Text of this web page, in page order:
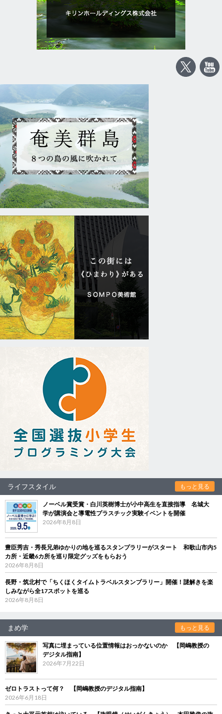
ライフスタイル もっと見る
ノーベル賞受賞・白川英樹博士が小中高生を直接指導 名城大
学が講演会と導電性プラスチック実験イベントを開催
2026年8月8日
豊臣秀吉・秀長兄弟ゆかりの地を巡るスタンプラリーがスタート 和歌山市内5
カ所・近畿6カ所を巡り限定グッズをもらおう
2026年8月8日
長野・筑北村で「ちくほくタイムトラベルスタンプラリー」開催！謎解きを楽
しみながら全17スポットを巡る
2026年8月8日
まめ学 もっと見る
写真に埋まっている位置情報はおっかないのか 【岡嶋教授の
デジタル指南】
2026年7月22日
ゼロトラストって何？ 【岡嶋教授のデジタル指南】
2026年6月18日